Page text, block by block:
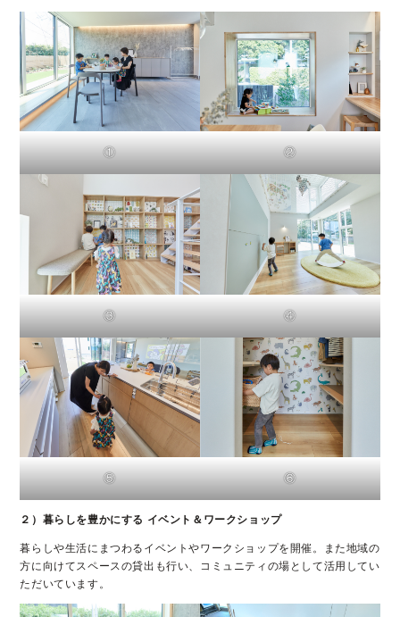
① ②
③ ④
⑤ ⑥
２）暮らしを豊かにする イベント＆ワークショップ
暮らしや生活にまつわるイベントやワークショップを開催。また地域の
方に向けてスペースの貸出も行い、コミュニティの場として活用してい
ただいています。